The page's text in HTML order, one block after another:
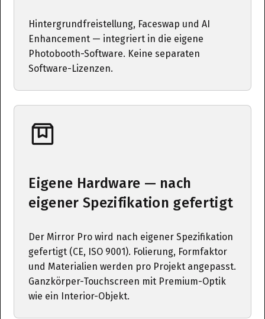
Hintergrundfreistellung, Faceswap und AI
Enhancement — integriert in die eigene
Photobooth-Software. Keine separaten
Software-Lizenzen.
Eigene Hardware — nach
eigener Spezifikation gefertigt
Der Mirror Pro wird nach eigener Spezifikation
gefertigt (CE, ISO 9001). Folierung, Formfaktor
und Materialien werden pro Projekt angepasst.
Ganzkörper-Touchscreen mit Premium-Optik
wie ein Interior-Objekt.